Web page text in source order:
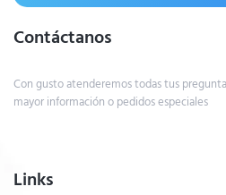
Contáctanos
Con gusto atenderemos todas tus
mayor información o pedidos especiales
Links